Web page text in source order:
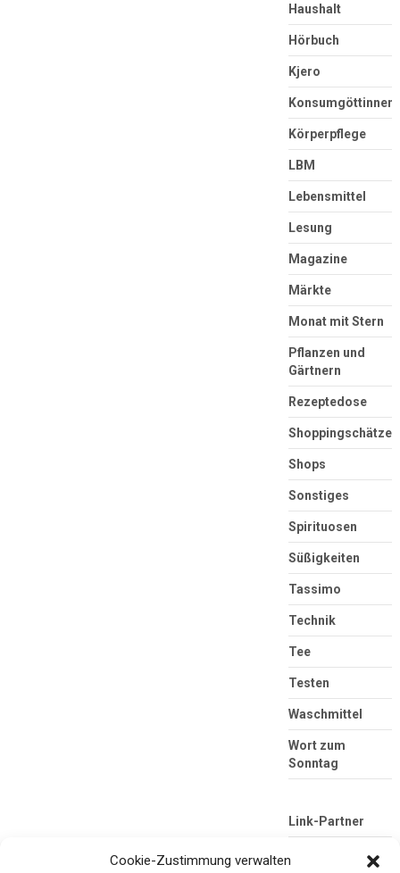
Haushalt
Hörbuch
Kjero
Konsumgöttinnen
Körperpflege
LBM
Lebensmittel
Lesung
Magazine
Märkte
Monat mit Stern
Pflanzen und
Gärtnern
Rezeptedose
Shoppingschätze
Shops
Sonstiges
Spirituosen
Süßigkeiten
Tassimo
Technik
Tee
Testen
Waschmittel
Wort zum
Sonntag
Link-Partner
Cookie-Zustimmung verwalten